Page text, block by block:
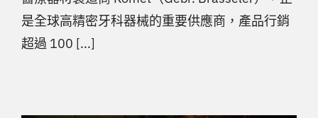
是全球高精密牙科器械的重要供應商，產品行銷
超過 100 [...]